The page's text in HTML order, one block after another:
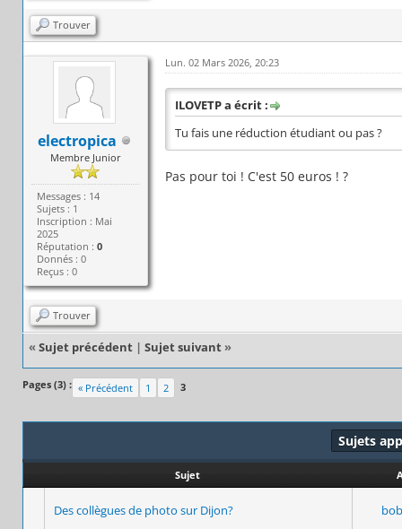
Trouver
electropica
Membre Junior
Messages : 14
Sujets : 1
Inscription : Mai
2025
Réputation :0
Donnés : 0
Reçus : 0
Lun. 02 Mars 2026, 20:23
ILOVETP a écrit :
Tu fais une réduction étudiant ou pas ?
Pas pour toi ! C'est 50 euros ! ?
Trouver
« Sujet précédent | Sujet suivant »
Pages (3) : « Précédent 1 2 3
Sujets
Sujet
Des collègues de photo sur Dijon?